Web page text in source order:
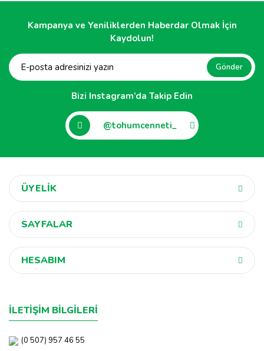
Kampanya ve Yeniliklerden Haberdar Olmak İçin
Kaydolun!
Gönder
Bizi Instagram’da Takip Edin
@tohumcenneti_
ÜYELİK
SAYFALAR
HESABIM
İLETİŞİM BİLGİLERİ
(0 507) 957 46 55